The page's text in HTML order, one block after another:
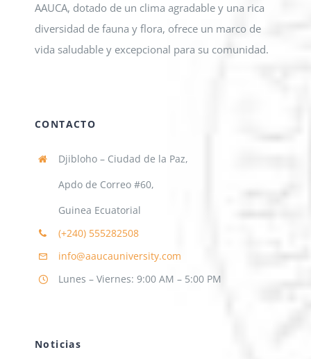
AAUCA, dotado de un clima agradable y una rica
diversidad de fauna y flora, ofrece un marco de
vida saludable y excepcional para su comunidad.
CONTACTO
Djibloho – Ciudad de la Paz,
Apdo de Correo #60,
Guinea Ecuatorial
(+240) 555282508
info@aaucauniversity.com
Lunes – Viernes: 9:00 AM – 5:00 PM
Noticias